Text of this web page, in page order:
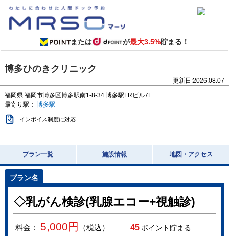
または が最大3.5%貯まる！
博多ひのきクリニック
更新日:2026.08.07
福岡県 福岡市博多区博多駅南1-8-34 博多駅FRビル7F
最寄り駅： 博多駅
インボイス制度に対応
プラン一覧 施設情報 地図・アクセス
◇乳がん検診(乳腺エコー+視触診)
料金： 5,000円 （税込） 45ポイント貯まる